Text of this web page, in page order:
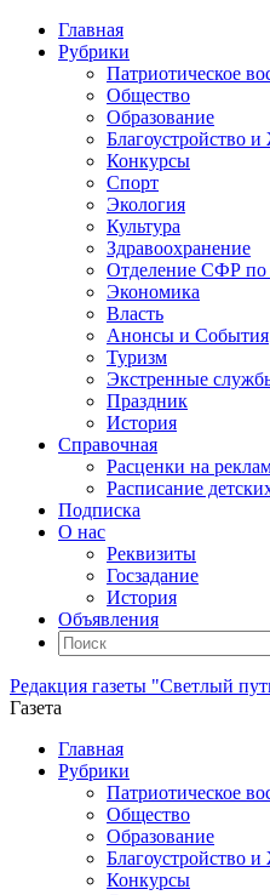
Главная
Рубрики
Патриотическое
Общество
Образование
Благоустройство
Конкурсы
Спорт
Экология
Культура
Здравоохранение
Отделение СФР по
Экономика
Власть
Анонсы и События
Туризм
Экстренные
Праздник
История
Справочная
Расценки на
Расписание
Подписка
О нас
Реквизиты
Госзадание
История
Объявления
Поиск
Искать:
Редакция газеты "Светлый
Газета
Промотать
содержимому
Главная
Рубрики
Патриотическое
Общество
Образование
Благоустройство
Конкурсы